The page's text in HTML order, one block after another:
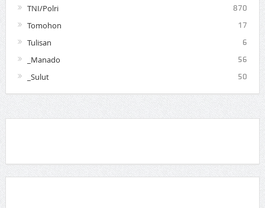
TNI/Polri 870
Tomohon 17
Tulisan 6
_Manado 56
_Sulut 50